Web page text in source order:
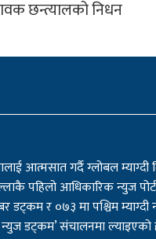
छन्त्यालको निधन
आत्मसात गर्दै ग्लोबल म्याग्दी
पहिलो आधिकारिक न्युज
डट्कम र ०७३ मा पश्चिम म्याग्दी
न्युज डट्कम’ संचालनमा ल्याइएको